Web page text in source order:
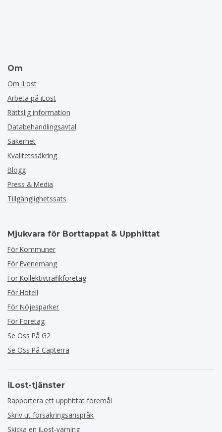
Om
Om iLost
Arbeta på iLost
Rättslig information
Databehandlingsavtal
Säkerhet
Kvalitetssäkring
Blogg
Press & Media
Tillgänglighetssats
Mjukvara för Borttappat & Upphittat
För Kommuner
För Evenemang
För Kollektivtrafikföretag
För Hotell
För Nöjesparker
För Företag
Se Oss På G2
Se Oss På Capterra
iLost-tjänster
Rapportera ett upphittat föremål
Skriv ut försäkringsanspråk
Skicka en iLost-varning